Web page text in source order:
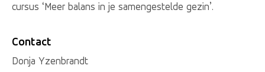
cursus ‘Meer balans in je samengestelde gezin’.
Contact
Donja Yzenbrandt